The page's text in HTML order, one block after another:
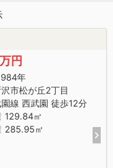
円
年
市松が丘2丁目
線 西武園 徒歩12分
129.84㎡
285.95㎡